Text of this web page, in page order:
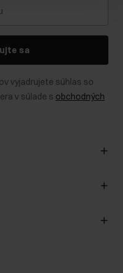
sa
vyjadrujete súhlas so
v súlade s obchodných